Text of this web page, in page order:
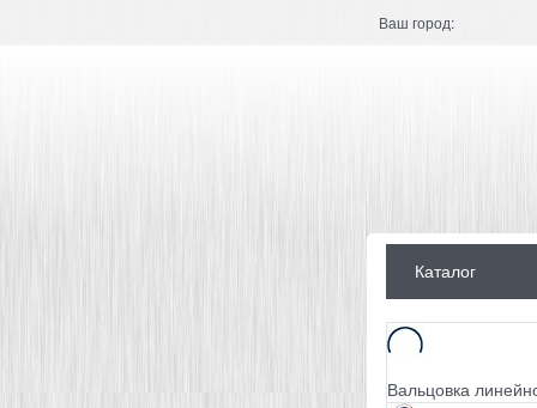
Ваш город:
Каталог
Вальцовка